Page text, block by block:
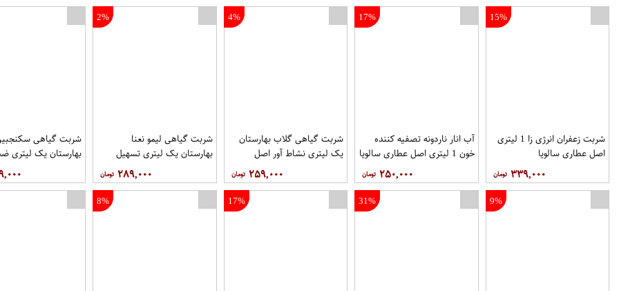
15%
شربت زعفران انرژی زا 1 لیتری
اصل عطاری سالویا
۳۳۹,۰۰۰
17%
آب انار ناردونه تصفیه کننده
خون 1 لیتری اصل عطاری سالویا
۲۵۰,۰۰۰
4%
شربت گیاهی گلاب بهارستان
یک لیتری نشاط آور اصل
۲۵۹,۰۰۰
2%
شربت گیاهی لیمو نعنا
بهارستان یک لیتری تسهیل
هضم اصل عطاری سالویا اصل
عطاری سالویا
۲۸۹,۰۰۰
شربت گیاهی
بهارستان یک
9%
31%
17%
8%